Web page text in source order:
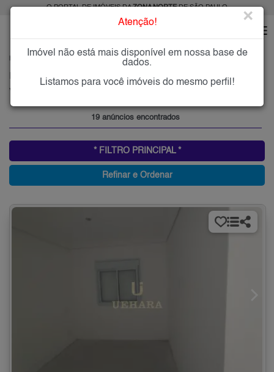
O PORTAL DE IMÓVEIS DAZONA NORTEDE SÃO PAULO
VILA BANDEIRANTES
Imóveis à Venda na Vila Bandeirantes, Zona Norte de São Paulo
Vila Bandeirantes, Zona Norte
19 anúncios encontrados
* FILTRO PRINCIPAL *
Refinar e Ordenar
Atenção! ×
Imóvel não está mais disponível em nossa base de
dados.
Listamos para você imóveis do mesmo perfil!